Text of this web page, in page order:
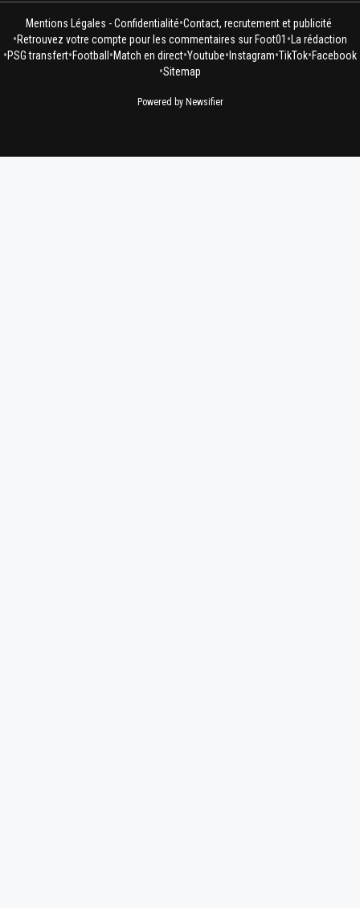
Mentions Légales - Confidentialité•Contact, recrutement et publicité
•Retrouvez votre compte pour les commentaires sur Foot01 • La rédaction
•PSG transfert•Football •Match en direct•Youtube• Instagram•TikTok•Facebook
•Sitemap
Powered by Newsifier